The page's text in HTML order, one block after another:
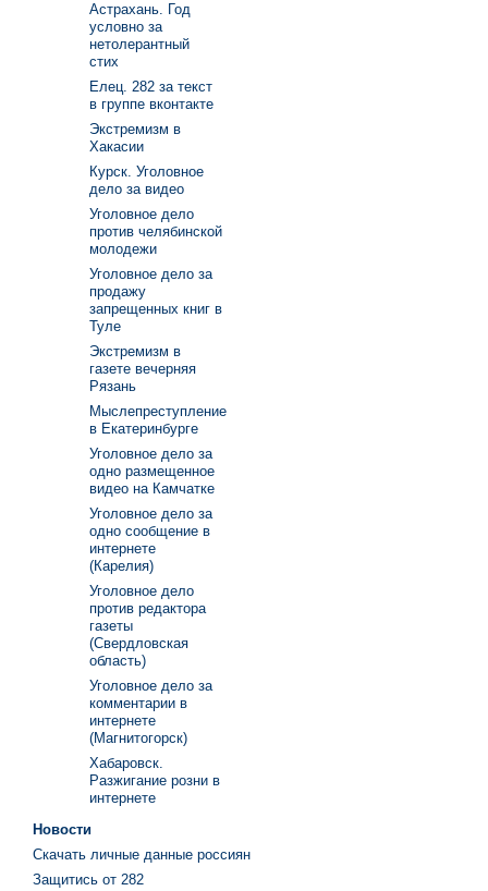
Астрахань. Год
условно за
нетолерантный
стих
Елец. 282 за текст
в группе вконтакте
Экстремизм в
Хакасии
Курск. Уголовное
дело за видео
Уголовное дело
против челябинской
молодежи
Уголовное дело за
продажу
запрещенных книг в
Туле
Экстремизм в
газете вечерняя
Рязань
Мыслепреступление
в Екатеринбурге
Уголовное дело за
одно размещенное
видео на Камчатке
Уголовное дело за
одно сообщение в
интернете
(Карелия)
Уголовное дело
против редактора
газеты
(Свердловская
область)
Уголовное дело за
комментарии в
интернете
(Магнитогорск)
Хабаровск.
Разжигание розни в
интернете
Новости
Скачать личные данные россиян
Защитись от 282